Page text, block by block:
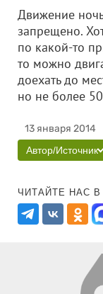
Движение
запрещено.
по какой-то
то можно
доехать до
но не
13 января 2014
Автор/Источник
ЧИТАЙТЕ НАС